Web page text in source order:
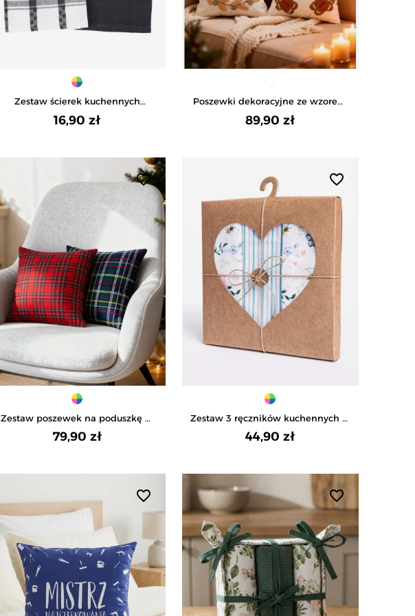
Zestaw ścierek kuchennych
bawełnianych 2-pak - MIX KOLOR
16,90 zł
Poszewki dekoracyjne ze wzorem
3D 3-pak - BIAŁY
89,90 zł
favorite_border
Zestaw poszewek na poduszkę w
kratkę 4-pak - WIELOKOLOROWY
79,90 zł
favorite_border
Zestaw 3 ręczników kuchennych w
eleganckim opakowaniu
prezentowym - WIELOKOLOROWY
44,90 zł
favorite_border favorite_border